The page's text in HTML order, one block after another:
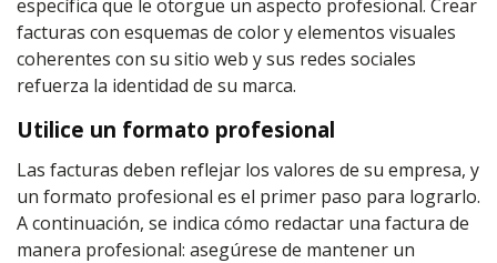
específica que le otorgue un aspecto profesional. Crear
facturas con esquemas de color y elementos visuales
coherentes con su sitio web y sus redes sociales
refuerza la identidad de su marca.
Utilice un formato profesional
Las facturas deben reflejar los valores de su empresa, y
un formato profesional es el primer paso para lograrlo.
A continuación, se indica cómo redactar una factura de
manera profesional: asegúrese de mantener un